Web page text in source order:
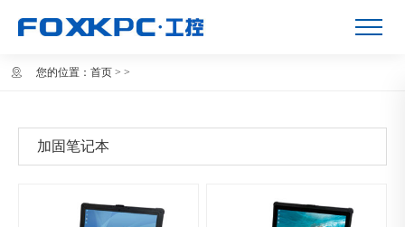
您的位置： 首页 > >
加固笔记本